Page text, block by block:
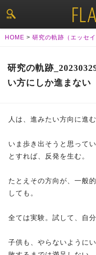
HOME > 研究の軌跡（エッセ
研究の軌跡
い方にしか進まない
人は、進みたい方向に進む
いま歩き出そうと思って
とすれば、反発を生む。
たとえその方向が、一般
しても。
全ては実験。試して、自
子供も、やらないように